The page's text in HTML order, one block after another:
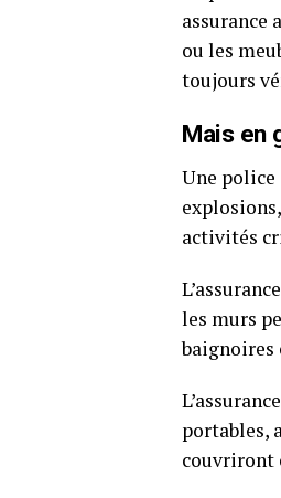
assurance
ou les
toujours
Mais en
Une police
activités
les murs
baignoires
portables,
couvriront